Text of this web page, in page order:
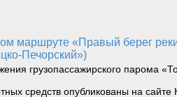
Печорский»)
грузопассажирского парома
средств опубликованы на сайте